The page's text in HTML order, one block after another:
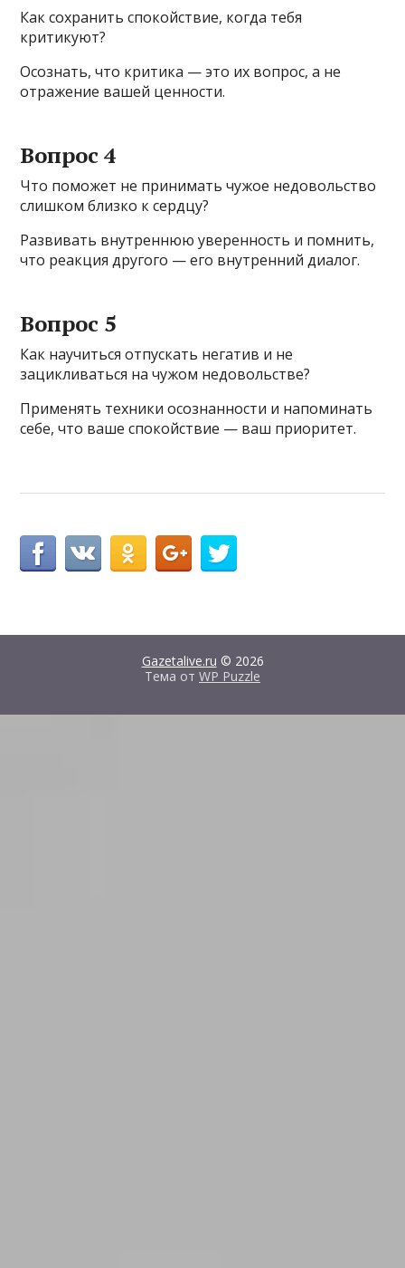
Как сохранить спокойствие, когда тебя
критикуют?
Осознать, что критика — это их вопрос, а не
отражение вашей ценности.
Вопрос 4
Что поможет не принимать чужое недовольство
слишком близко к сердцу?
Развивать внутреннюю уверенность и помнить,
что реакция другого — его внутренний диалог.
Вопрос 5
Как научиться отпускать негатив и не
зацикливаться на чужом недовольстве?
Применять техники осознанности и напоминать
себе, что ваше спокойствие — ваш приоритет.
Gazetalive.ru © 2026
Тема от WP Puzzle